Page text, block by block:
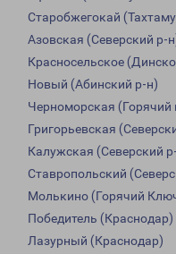
Старобжегокай
Азовская (Северский р-
Красносельское
Новый (Абинский р-н)
Черноморская (Горячий
Григорьевская
Калужская (Северский
Ставропольский
Молькино (Горячий
Победитель (Краснодар)
Лазурный (Краснодар)